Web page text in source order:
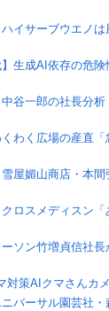
ハイサーブウエノ
】生成AI依存の危
中谷一郎の社長分
くわく広場の産直
屋媚山商店・本間
クロスメディスン
ーソン竹増貞信社
対策AIクマさんカ
ニバーサル園芸社